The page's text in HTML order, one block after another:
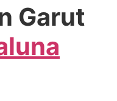
Garut